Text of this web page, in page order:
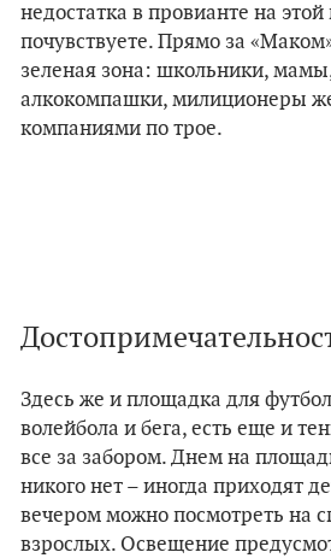
недостатка в провианте на
почувствуете. Прямо за «Маком
зеленая зона: школьники,
алкокомпашки, милиционеры
компаниями по трое.
Здесь же и площадка для
волейбола и бега, есть еще и
все за забором. Днем на
никого нет – иногда приходят
вечером можно посмотреть на
взрослых. Освещение